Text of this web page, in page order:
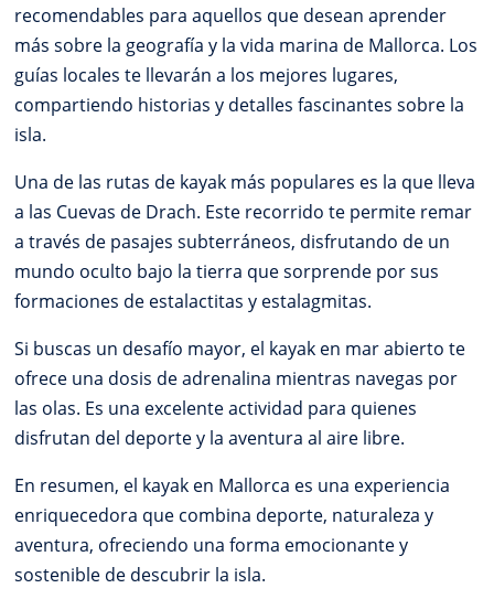
recomendables para aquellos que desean aprender
más sobre la geografía y la vida marina de Mallorca. Los
guías locales te llevarán a los mejores lugares,
compartiendo historias y detalles fascinantes sobre la
isla.
Una de las rutas de kayak más populares es la que lleva
a las Cuevas de Drach. Este recorrido te permite remar
a través de pasajes subterráneos, disfrutando de un
mundo oculto bajo la tierra que sorprende por sus
formaciones de estalactitas y estalagmitas.
Si buscas un desafío mayor, el kayak en mar abierto te
ofrece una dosis de adrenalina mientras navegas por
las olas. Es una excelente actividad para quienes
disfrutan del deporte y la aventura al aire libre.
En resumen, el kayak en Mallorca es una experiencia
enriquecedora que combina deporte, naturaleza y
aventura, ofreciendo una forma emocionante y
sostenible de descubrir la isla.